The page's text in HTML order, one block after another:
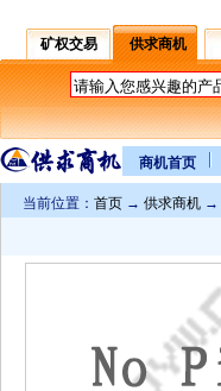
矿权交易 供求商机
商机首页
当前位置： 首页 → 供求商机 →